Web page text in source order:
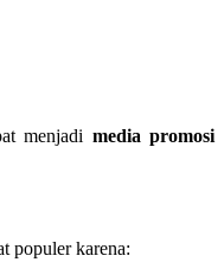
menjadi media promosi
populer karena: